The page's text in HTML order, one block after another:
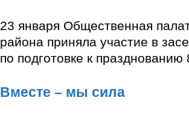
23 января Общественная
района приняла участие в
по подготовке к
Вместе – мы сила